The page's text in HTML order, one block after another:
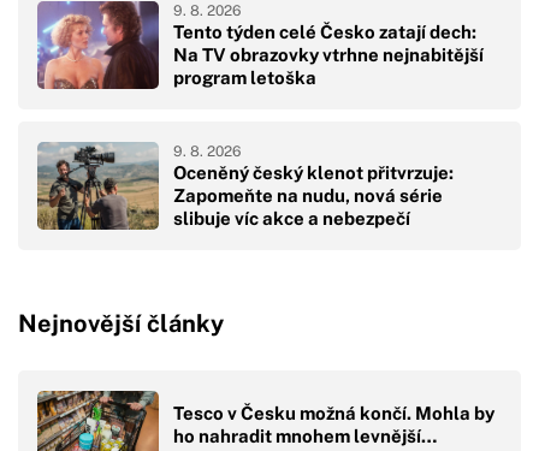
Tento týden celé Česko zatají dech:
Na TV obrazovky vtrhne nejnabitější
program letoška
9. 8. 2026
Oceněný český klenot přitvrzuje:
Zapomeňte na nudu, nová série
slibuje víc akce a nebezpečí
9. 8. 2026
Nejnovější články
Tesco v Česku možná končí. Mohla by
ho nahradit mnohem levnější…